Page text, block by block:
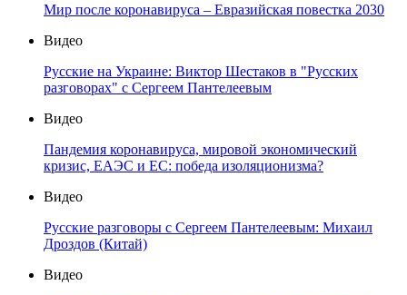
Мир после коронавируса – Евразийская повестка 2030
Видео
Русские на Украине: Виктор Шестаков в "Русских
разговорах" с Сергеем Пантелеевым
Видео
Пандемия коронавируса, мировой экономический
кризис, ЕАЭС и ЕС: победа изоляционизма?
Видео
Русские разговоры с Сергеем Пантелеевым: Михаил
Дроздов (Китай)
Видео